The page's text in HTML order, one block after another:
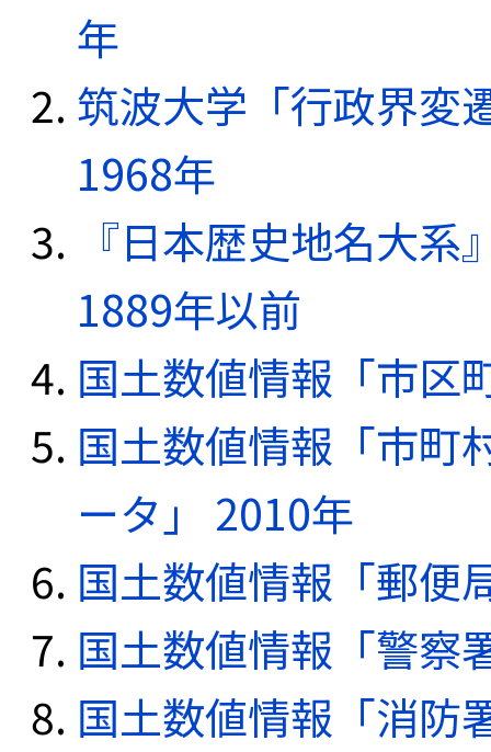
年
筑波大学「行政界変
1968年
『日本歴史地名大
1889年以前
国土数値情報「市区
国土数値情報「市町
ータ」 2010年
国土数値情報「郵便
国土数値情報「警察
国土数値情報「消防